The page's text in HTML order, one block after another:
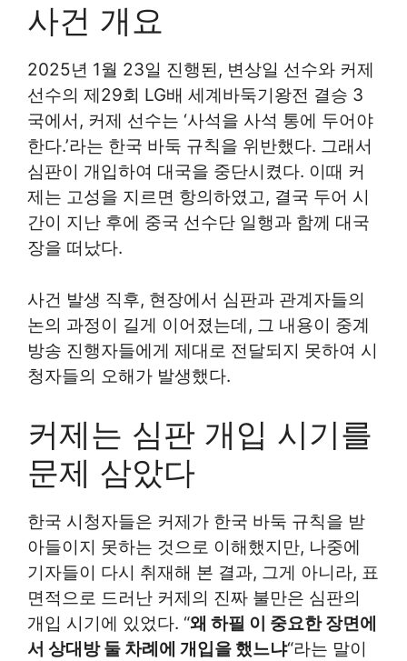
사건 개요
2025년 1월 23일 진행된, 변상일 선수와 커제
선수의 제29회 LG배 세계바둑기왕전 결승 3
국에서, 커제 선수는 ‘사석을 사석 통에 두어야
한다.’라는 한국 바둑 규칙을 위반했다. 그래서
심판이 개입하여 대국을 중단시켰다. 이때 커
제는 고성을 지르면 항의하였고, 결국 두어 시
간이 지난 후에 중국 선수단 일행과 함께 대국
장을 떠났다.
사건 발생 직후, 현장에서 심판과 관계자들의
논의 과정이 길게 이어졌는데, 그 내용이 중계
방송 진행자들에게 제대로 전달되지 못하여 시
청자들의 오해가 발생했다.
커제는 심판 개입 시기를
문제 삼았다
한국 시청자들은 커제가 한국 바둑 규칙을 받
아들이지 못하는 것으로 이해했지만, 나중에
기자들이 다시 취재해 본 결과, 그게 아니라, 표
면적으로 드러난 커제의 진짜 불만은 심판의
개입 시기에 있었다. “왜 하필 이 중요한 장면에
서 상대방 둘 차례에 개입을 했느냐“라는 말이